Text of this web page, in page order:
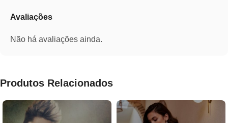
Avaliações
Não há avaliações ainda.
Produtos Relacionados